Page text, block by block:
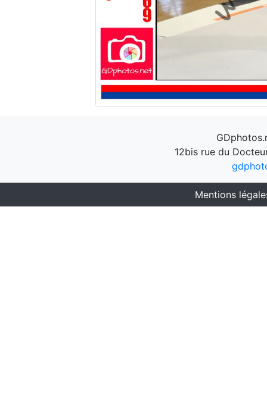
12bis rue du
Mentions